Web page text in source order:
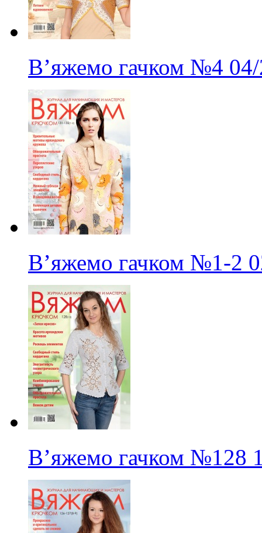
В’яжемо гачком №4
В’яжемо гачком №1-2
В’яжемо гачком №128